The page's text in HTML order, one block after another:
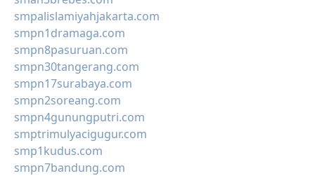
smpalislamiyahjakarta.com
smpn1dramaga.com
smpn8pasuruan.com
smpn30tangerang.com
smpn17surabaya.com
smpn2soreang.com
smpn4gunungputri.com
smptrimulyacigugur.com
smp1kudus.com
smpn7bandung.com